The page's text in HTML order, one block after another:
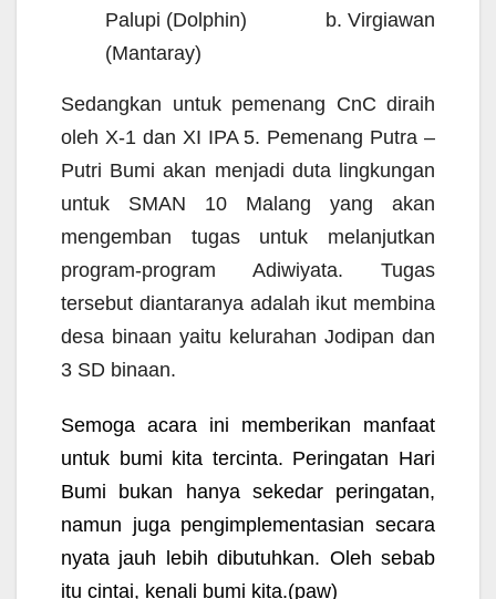
Palupi (Dolphin)
b. Virgiawan
(Mantaray)
Sedangkan untuk pemenang CnC diraih
oleh X-1 dan XI IPA 5. Pemenang Putra –
Putri Bumi akan menjadi duta lingkungan
untuk SMAN 10 Malang yang akan
mengemban tugas untuk melanjutkan
program-program Adiwiyata. Tugas
tersebut diantaranya adalah ikut membina
desa binaan yaitu kelurahan Jodipan dan
3 SD binaan.
Semoga acara ini memberikan manfaat
untuk bumi kita tercinta. Peringatan Hari
Bumi bukan hanya sekedar peringatan,
namun juga pengimplementasian secara
nyata jauh lebih dibutuhkan. Oleh sebab
itu cintai, kenali bumi kita.(paw)